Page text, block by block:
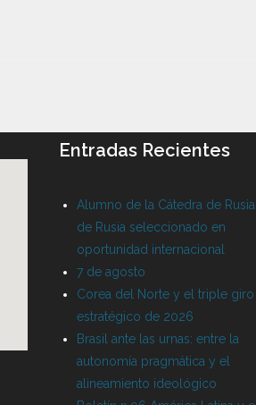
Entradas Recientes
Alumno de la Cátedra de Rusia
de Rusia seleccionado en
oportunidad internacional
7 de agosto
Corea del Norte y el triple giro
estratégico de 2026
Brasil ante las urnas: entre la
autonomía pragmática y el
alineamiento ideológico